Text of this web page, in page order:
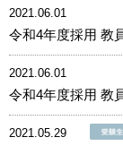
2021.06.01
令和4年度採用 教
2021.06.01
令和4年度採用 教
2021.05.29